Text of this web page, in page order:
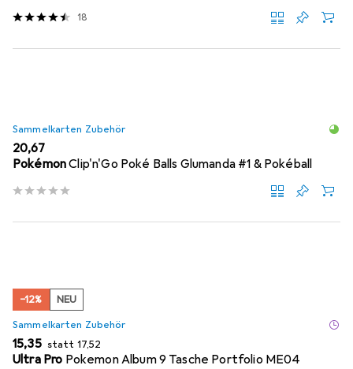
18
Sammelkarten Zubehör
EUR
20,67
PokémonClip'n'Go Poké Balls Glumanda #1 & Pokéball
−12%
NEU
Sammelkarten Zubehör
EUR
15,35 statt EUR
17,52
Ultra Pro Pokemon Album 9 Tasche Portfolio ME04